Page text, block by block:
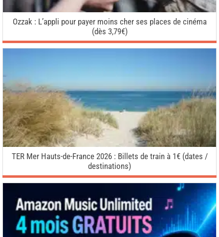
Ozzak : L’appli pour payer moins cher ses places de cinéma
(dès 3,79€)
TER Mer Hauts-de-France 2026 : Billets de train à 1€ (dates /
destinations)